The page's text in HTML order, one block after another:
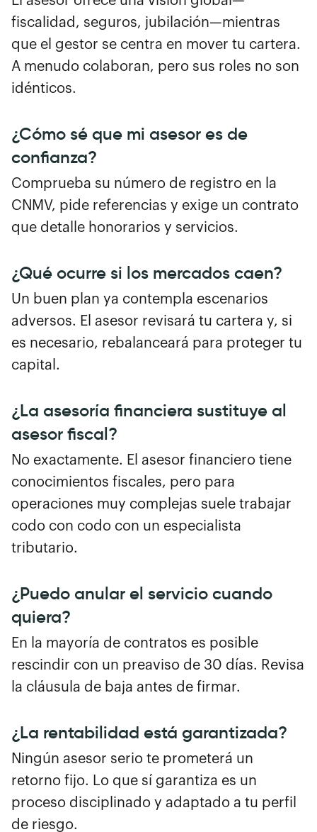
fiscalidad, seguros, jubilación—mientras
que el gestor se centra en mover tu cartera.
A menudo colaboran, pero sus roles no son
idénticos.
¿Cómo sé que mi asesor es de
confianza?
Comprueba su número de registro en la
CNMV, pide referencias y exige un contrato
que detalle honorarios y servicios.
¿Qué ocurre si los mercados caen?
Un buen plan ya contempla escenarios
adversos. El asesor revisará tu cartera y, si
es necesario, rebalanceará para proteger tu
capital.
¿La asesoría financiera sustituye al
asesor fiscal?
No exactamente. El asesor financiero tiene
conocimientos fiscales, pero para
operaciones muy complejas suele trabajar
codo con codo con un especialista
tributario.
¿Puedo anular el servicio cuando
quiera?
En la mayoría de contratos es posible
rescindir con un preaviso de 30 días. Revisa
la cláusula de baja antes de firmar.
¿La rentabilidad está garantizada?
Ningún asesor serio te prometerá un
retorno fijo. Lo que sí garantiza es un
proceso disciplinado y adaptado a tu perfil
de riesgo.